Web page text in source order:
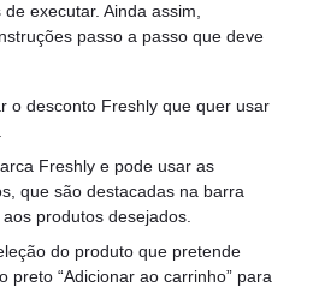
executar. Ainda assim,
passo a passo que deve
o desconto Freshly que quer usar
Freshly e pode usar as
que são destacadas na barra
produtos desejados.
do produto que pretende
preto “Adicionar ao carrinho” para